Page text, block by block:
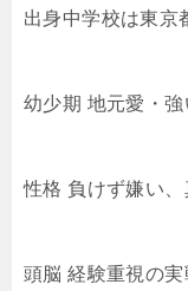
出身中学校は東京
幼少期 地元愛・
性格 負けず嫌い
頭脳 経験重視の実